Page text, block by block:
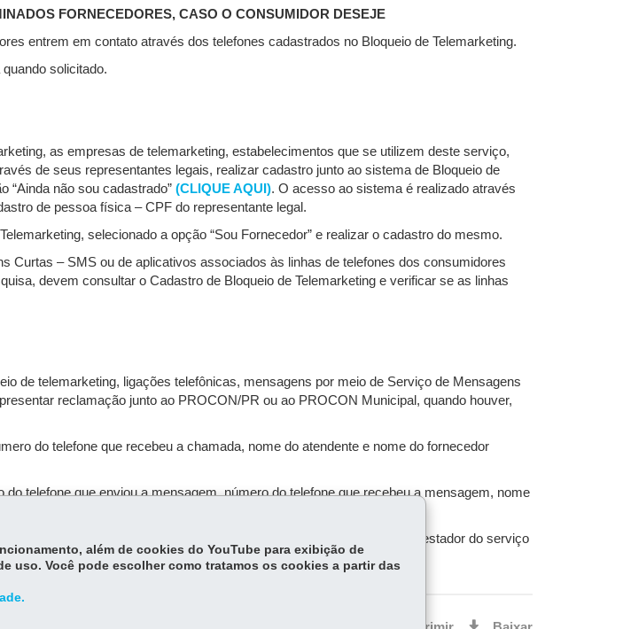
FORNECEDORES, CASO O CONSUMIDOR DESEJE
entrem em contato através dos telefones cadastrados no Bloqueio de Telemarketing.
solicitado.
as empresas de telemarketing, estabelecimentos que se utilizem deste serviço,
de seus representantes legais, realizar cadastro junto ao sistema de Bloqueio de
“Ainda não sou cadastrado” (CLIQUE AQUI). O acesso ao sistema é realizado através
de pessoa física – CPF do representante legal.
selecionado a opção “Sou Fornecedor” e realizar o cadastro do mesmo.
Curtas – SMS ou de aplicativos associados às linhas de telefones dos consumidores
devem consultar o Cadastro de Bloqueio de Telemarketing e verificar se as linhas
de telemarketing, ligações telefônicas, mensagens por meio de Serviço de Mensagens
reclamação junto ao PROCON/PR ou ao PROCON Municipal, quando houver,
do telefone que recebeu a chamada, nome do atendente e nome do fornecedor
telefone que enviou a mensagem, número do telefone que recebeu a mensagem, nome
da captura da tela.
número do telefone que recebeu a mensagem, nome do fornecedor prestador do serviço
além de cookies do YouTube para exibição de
uso. Você pode escolher como tratamos os cookies a partir das